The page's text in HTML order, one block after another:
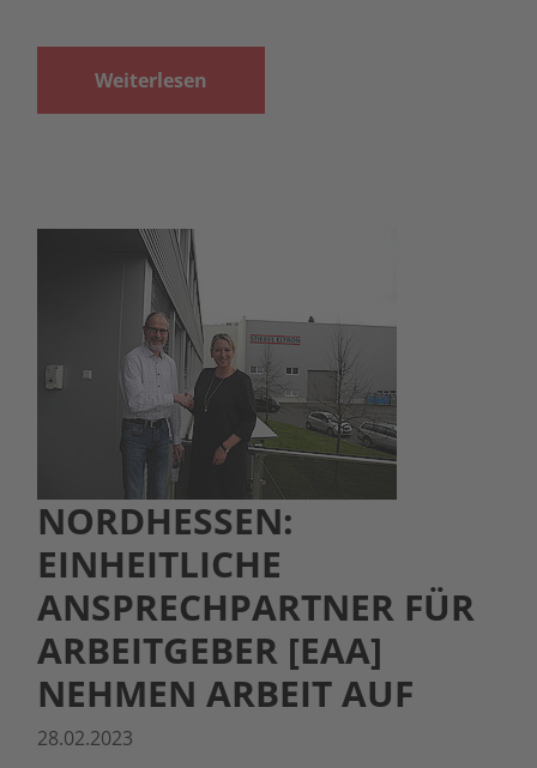
Weiterlesen
NORDHESSEN:
EINHEITLICHE
ANSPRECHPARTNER FÜR
ARBEITGEBER [EAA]
NEHMEN ARBEIT AUF
28.02.2023